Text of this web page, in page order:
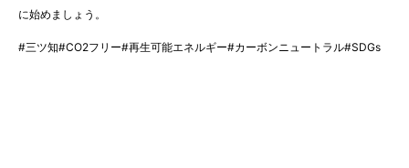
に始めましょう。
#三ツ知#CO2フリー#再生可能エネルギー#カーボンニュートラル#SDGs